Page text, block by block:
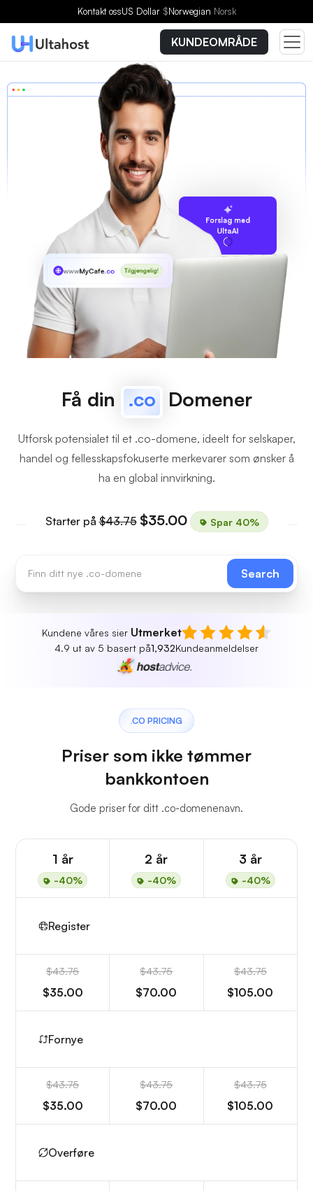
Kontakt ossUS Dollar $Norwegian Norsk
KUNDEOMRÅDE
Forslag med
UltaAI
wwwMyCafe.co Tilgjengelig!
Få din .co Domener
Utforsk potensialet til et .co-domene, ideelt for selskaper,
handel og fellesskapsfokuserte merkevarer som ønsker å
ha en global innvirkning.
Starter på$43.75 $35.00 Spar 40%
Search
Kundene våres sier Utmerket
4.9 ut av 5 basert på1,932Kundeanmeldelser
.CO PRICING
Priser som ikke tømmer
bankkontoen
Gode priser for ditt .co-domenenavn.
1 år
-40%
2 år
-40%
3 år
-40%
Register
$43.75
$35.00
$43.75
$70.00
$43.75
$105.00
Fornye
$43.75
$35.00
$43.75
$70.00
$43.75
$105.00
Overføre